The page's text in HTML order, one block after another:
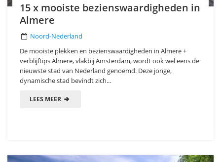
15 x mooiste bezienswaardigheden in
Almere
Noord-Nederland
De mooiste plekken en bezienswaardigheden in Almere +
verblijftips Almere, vlakbij Amsterdam, wordt ook wel eens de
nieuwste stad van Nederland genoemd. Deze jonge,
dynamische stad bevindt zich...
LEES MEER